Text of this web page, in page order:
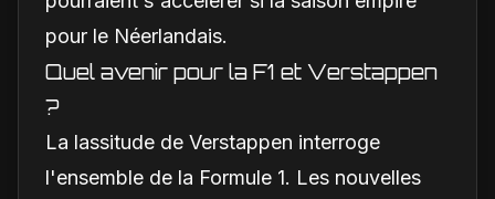
pour le Néerlandais.
Quel avenir pour la F1 et Verstappen
?
La lassitude de Verstappen interroge
l'ensemble de la Formule 1. Les nouvelles